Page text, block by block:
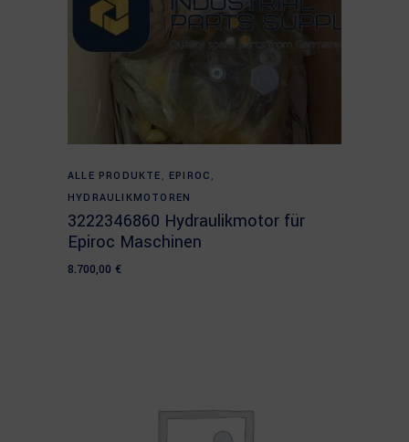
Add to cart
ALLE PRODUKTE , EPIROC ,
HYDRAULIKMOTOREN
3222346860 Hydraulikmotor für
Epiroc Maschinen
8.700,00 €